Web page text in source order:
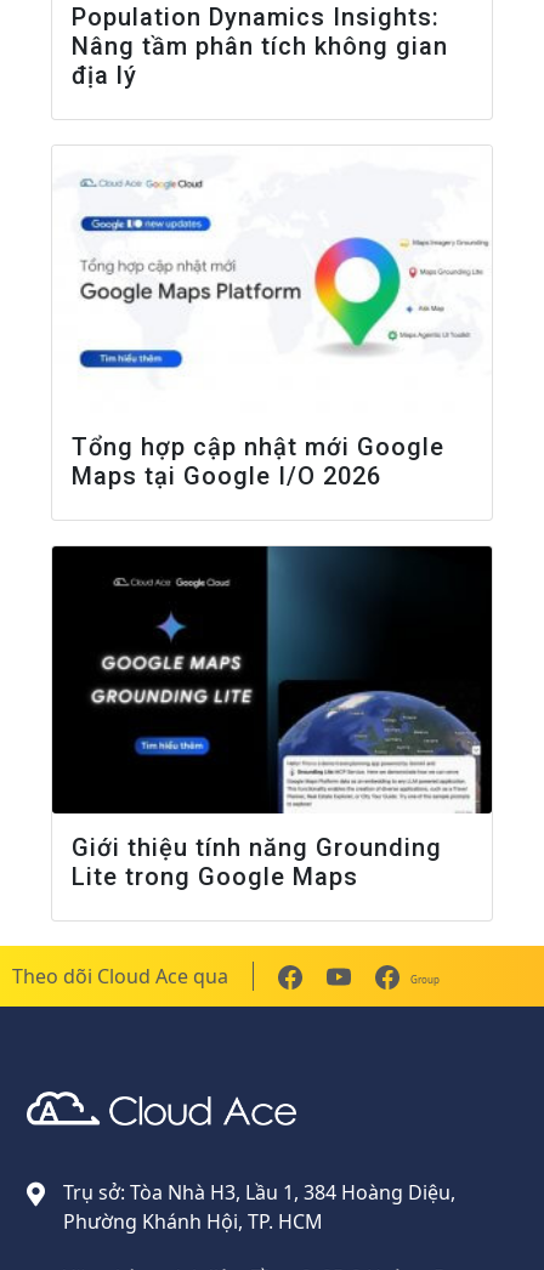
Population Dynamics Insights:
Nâng tầm phân tích không gian
địa lý
Tổng hợp cập nhật mới Google
Maps tại Google I/O 2026
Giới thiệu tính năng Grounding
Lite trong Google Maps
Theo dõi Cloud Ace qua Group
Trụ sở: Tòa Nhà H3, Lầu 1, 384 Hoàng Diệu,
Phường Khánh Hội, TP. HCM